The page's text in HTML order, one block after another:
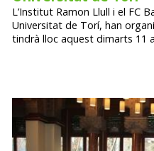
L’Institut Ramon Llull i el FC
Universitat de Torí, han
tindrà lloc aquest dimarts 11